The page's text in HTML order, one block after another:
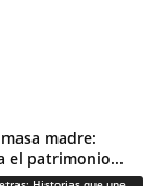
madre:
el patrimonio...